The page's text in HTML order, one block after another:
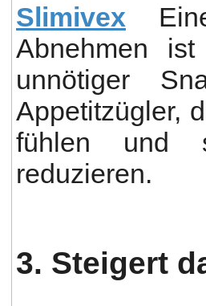
Slimivex
Abnehmen
unnötiger
Appetitzügler,
fühlen und
reduzieren.
3. Steigert